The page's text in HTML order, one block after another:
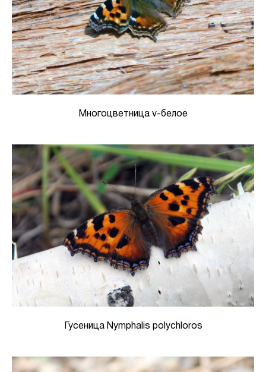
Многоцветница v-белое
Гусеница Nymphalis polychloros